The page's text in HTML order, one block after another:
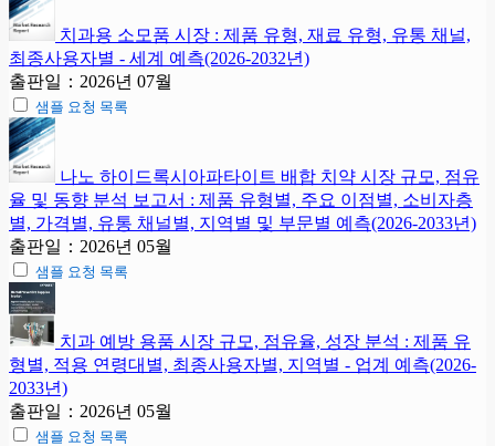
치과용 소모품 시장 : 제품 유형, 재료 유형, 유통 채널,
최종사용자별 - 세계 예측(2026-2032년)
출판일：2026년 07월
샘플 요청 목록
나노 하이드록시아파타이트 배합 치약 시장 규모, 점유
율 및 동향 분석 보고서 : 제품 유형별, 주요 이점별, 소비자층
별, 가격별, 유통 채널별, 지역별 및 부문별 예측(2026-2033년)
출판일：2026년 05월
샘플 요청 목록
치과 예방 용품 시장 규모, 점유율, 성장 분석 : 제품 유
형별, 적용 연령대별, 최종사용자별, 지역별 - 업계 예측(2026-
2033년)
출판일：2026년 05월
샘플 요청 목록